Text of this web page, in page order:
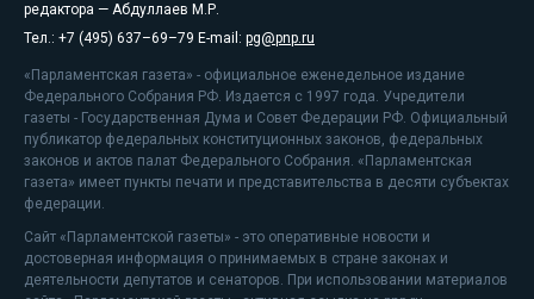
редактора — Абдуллаев М.Р.
Тел.: +7 (495) 637–69–79 E-mail: pg@pnp.ru
«Парламентская газета» - официальное еженедельное издание
Федерального Собрания РФ. Издается с 1997 года. Учредители
газеты - Государственная Дума и Совет Федерации РФ. Официальный
публикатор федеральных конституционных законов, федеральных
законов и актов палат Федерального Собрания. «Парламентская
газета» имеет пункты печати и представительства в десяти субъектах
федерации.
Сайт «Парламентской газеты» - это оперативные новости и
достоверная информация о принимаемых в стране законах и
деятельности депутатов и сенаторов. При использовании материалов